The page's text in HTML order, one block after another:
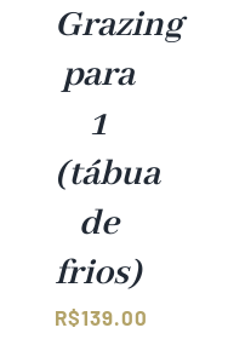
Grazing
para
1
(tábua
de
frios)
R$139.00